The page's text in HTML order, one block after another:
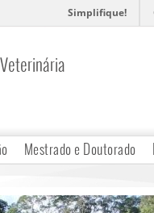
Simplifique!
Mestrado e Doutorado